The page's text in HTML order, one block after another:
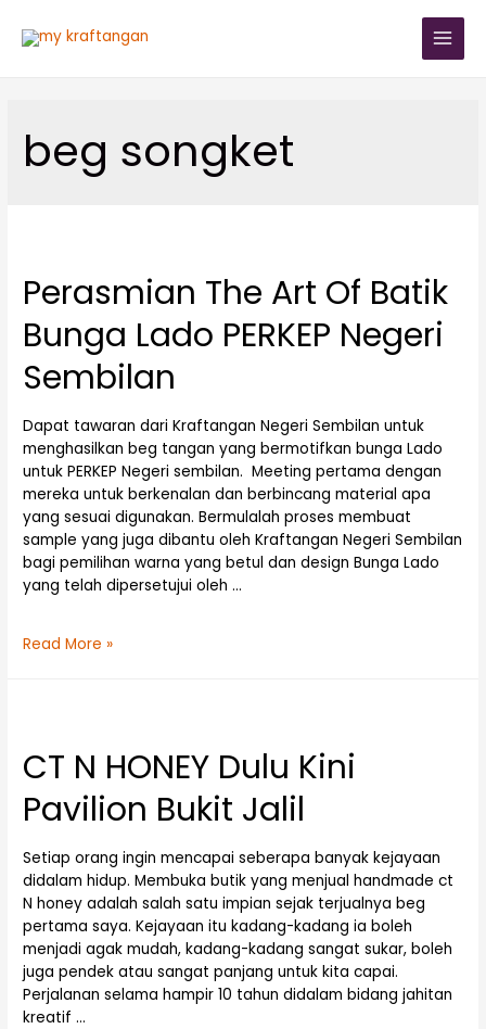
beg songket
Perasmian The Art Of Batik
Bunga Lado PERKEP Negeri
Sembilan
Dapat tawaran dari Kraftangan Negeri Sembilan untuk
menghasilkan beg tangan yang bermotifkan bunga Lado
untuk PERKEP Negeri sembilan. Meeting pertama dengan
mereka untuk berkenalan dan berbincang material apa
yang sesuai digunakan. Bermulalah proses membuat
sample yang juga dibantu oleh Kraftangan Negeri Sembilan
bagi pemilihan warna yang betul dan design Bunga Lado
yang telah dipersetujui oleh …
Read More »
CT N HONEY Dulu Kini
Pavilion Bukit Jalil
Setiap orang ingin mencapai seberapa banyak kejayaan
didalam hidup. Membuka butik yang menjual handmade ct
N honey adalah salah satu impian sejak terjualnya beg
pertama saya. Kejayaan itu kadang-kadang ia boleh
menjadi agak mudah, kadang-kadang sangat sukar, boleh
juga pendek atau sangat panjang untuk kita capai.
Perjalanan selama hampir 10 tahun didalam bidang jahitan
kreatif …